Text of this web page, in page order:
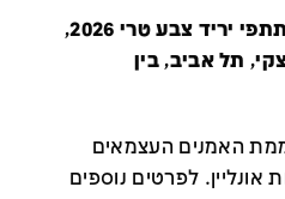
קטלוג זה מציג את כל משתתפי יריד צבע טרי 2026,
תל אביב, בין
האמנים העצמאים
אונליין. לפרטים נוספים